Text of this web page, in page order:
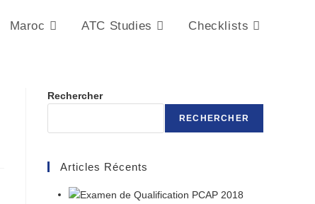
Maroc ATC Studies Checklists
Rechercher
RECHERCHER
Articles Récents